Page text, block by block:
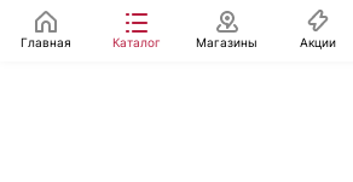
Главная Каталог Магазины Акции